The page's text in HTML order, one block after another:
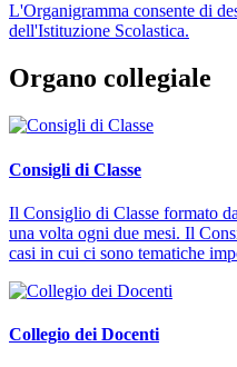
L'Organigramma consente di
dell'Istituzione Scolastica.
Organo collegiale
Consigli di Classe
Il Consiglio di Classe formato
una volta ogni due mesi. Il
casi in cui ci sono tematiche
Collegio dei Docenti